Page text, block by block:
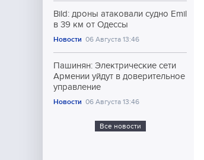
Bild: дроны атаковали судно Emil
в 39 км от Одессы
Новости 06 Августа 13:46
Пашинян: Электрические сети
Армении уйдут в доверительное
управление
Новости 06 Августа 13:46
Все новости